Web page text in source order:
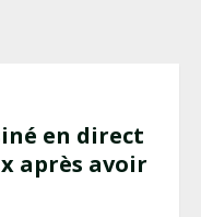
en direct
après avoir